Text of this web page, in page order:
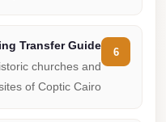
Transfer Guide
churches and
sites of Coptic Cairo